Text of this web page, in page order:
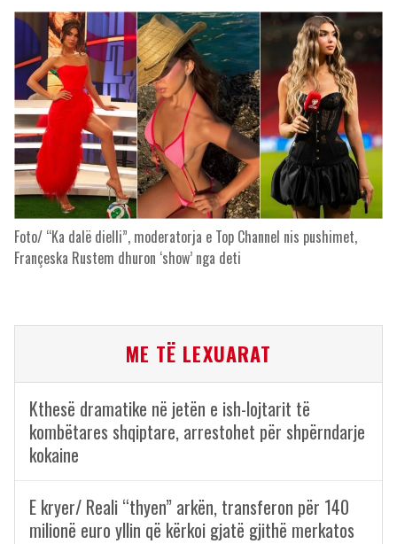
Foto/ “Ka dalë dielli”, moderatorja e Top Channel nis pushimet,
Françeska Rustem dhuron ‘show’ nga deti
ME TË LEXUARAT
Kthesë dramatike në jetën e ish-lojtarit të
kombëtares shqiptare, arrestohet për shpërndarje
kokaine
E kryer/ Reali “thyen” arkën, transferon për 140
milionë euro yllin që kërkoi gjatë gjithë merkatos